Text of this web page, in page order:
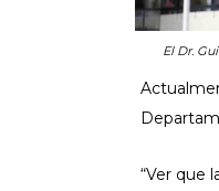
El Dr.
“Ver que